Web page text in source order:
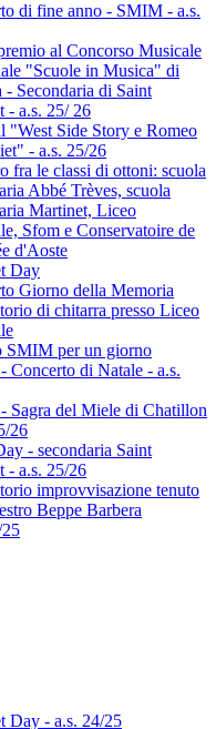
di fine anno - SMIM - a.s.
al Concorso Musicale
"Scuole in Musica" di
- Secondaria di Saint
- a.s. 25/ 26
"West Side Story e Romeo
- a.s. 25/26
fra le classi di ottoni: scuola
Abbé Trèves, scuola
Martinet, Liceo
Sfom e Conservatoire de
d'Aoste
Day
Giorno della Memoria
di chitarra presso Liceo
SMIM per un giorno
Concerto di Natale - a.s.
Sagra del Miele di Chatillon
26
- secondaria Saint
- a.s. 25/26
improvvisazione tenuto
Beppe Barbera
Day - a.s. 24/25